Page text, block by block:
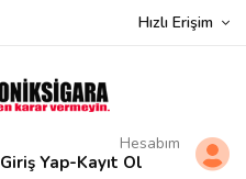
Hızlı Erişim
Hesabım
Giriş Yap-Kayıt Ol